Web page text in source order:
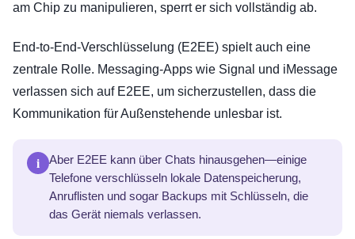
am Chip zu manipulieren, sperrt er sich vollständig ab.
End-to-End-Verschlüsselung (E2EE) spielt auch eine
zentrale Rolle. Messaging-Apps wie Signal und iMessage
verlassen sich auf E2EE, um sicherzustellen, dass die
Kommunikation für Außenstehende unlesbar ist.
i
Aber E2EE kann über Chats hinausgehen—einige
Telefone verschlüsseln lokale Datenspeicherung,
Anruflisten und sogar Backups mit Schlüsseln, die
das Gerät niemals verlassen.